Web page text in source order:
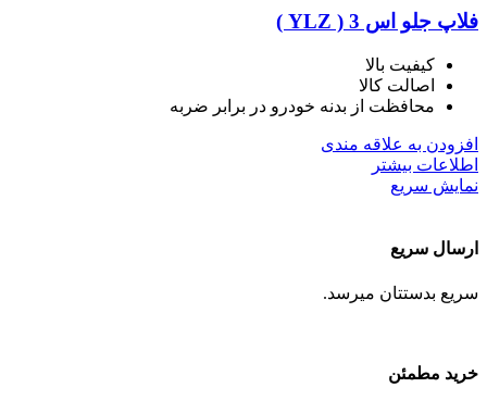
فلاپ جلو اس 3 ( YLZ )
کیفیت بالا
اصالت کالا
محافظت از بدنه خودرو در برابر ضربه
افزودن به علاقه مندی
اطلاعات بیشتر
نمایش سریع
ارسال سریع
سریع بدستتان میرسد.
خرید مطمئن